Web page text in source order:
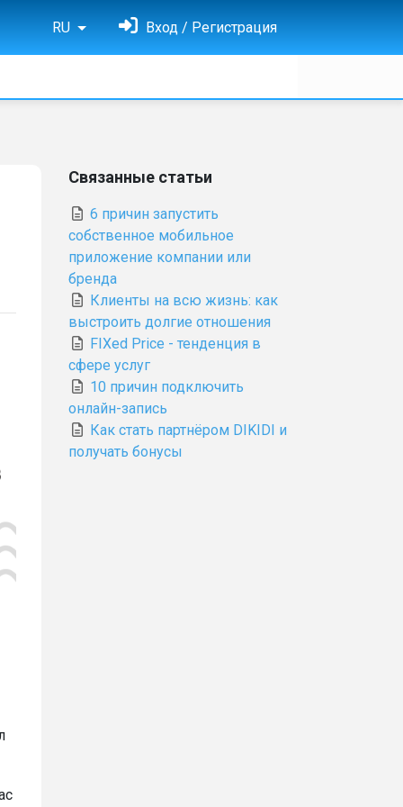
RU Вход / Регистрация
Связанные статьи
6 причин запустить
собственное мобильное
приложение компании или
бренда
Клиенты на всю жизнь: как
выстроить долгие отношения
FIXed Price - тенденция в
сфере услуг
10 причин подключить
онлайн-запись
Как стать партнёром DIKIDI и
получать бонусы